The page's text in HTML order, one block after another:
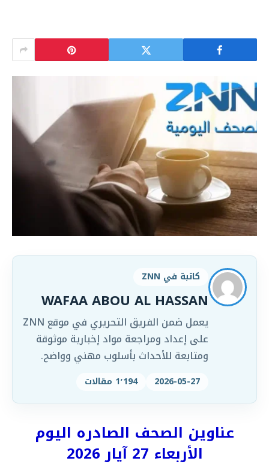
كاتبة في ZNN
WAFAA ABOU AL HASSAN
يعمل ضمن الفريق التحريري في موقع ZNN
على إعداد ومراجعة مواد إخبارية موثوقة
ومتابعة للأحداث بأسلوب مهني وواضح.
2026-05-27 1٬194 مقالات
عناوين الصحف الصادره اليوم
الأربعاء 27 آيار 2026